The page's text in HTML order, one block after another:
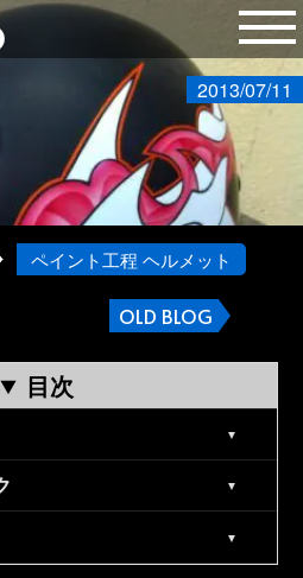
2013/07/11
ペイント工程 ヘルメット
OLD BLOG
目次